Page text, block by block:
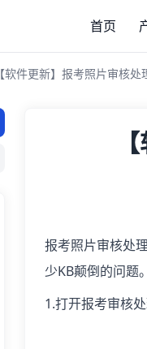
首页
【软件更新】报考照片审核
报考照片审核处
少KB颠倒的问题。
1.打开报考审核